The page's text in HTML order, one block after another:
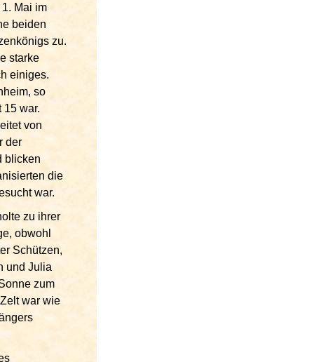
Mai im
beiden
zu.
starke
einiges.
so
15 war.
von
der
blicken
die
war.
zu ihrer
obwohl
Schützen,
und Julia
zum
war wie